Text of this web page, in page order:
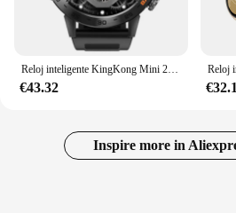
Reloj inteligente KingKong Mini 2 Pro para hombre y mujer, accesorio de pulsera con Bluetooth, llamadas, soporte deportivo, teclas rotativas, caja, 1,39 pulgadas, 2024
€43.32
Inspire more in